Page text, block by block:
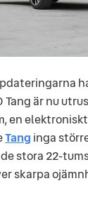
är nu
en
Tang inga
stora 22-
skarpa